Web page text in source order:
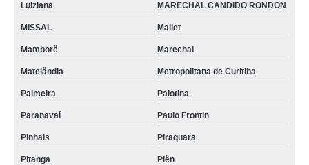
Luiziana MARECHAL CANDIDO RONDON
MISSAL Mallet
Mamborê Marechal
Matelândia Metropolitana de Curitiba
Palmeira Palotina
Paranavaí Paulo Frontin
Pinhais Piraquara
Pitanga Piên